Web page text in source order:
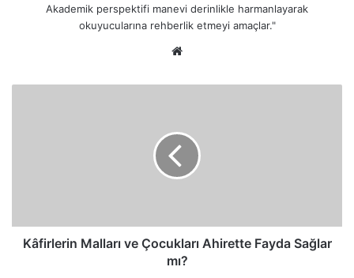
Akademik perspektifi manevi derinlikle harmanlayarak
okuyucularına rehberlik etmeyi amaçlar."
Kâfirlerin Malları ve Çocukları Ahirette Fayda Sağlar
mı?